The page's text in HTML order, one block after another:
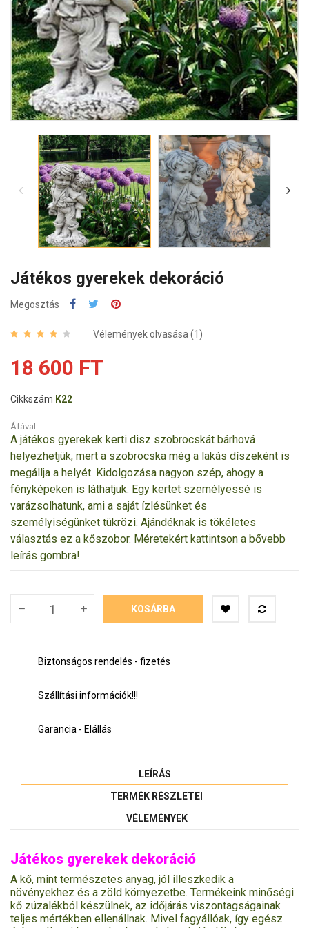
Játékos gyerekek dekoráció
Megosztás
Vélemények olvasása (1 )
18 600 FT
Cikkszám K22
Áfával
A játékos gyerekek kerti disz szobrocskát bárhová
helyezhetjük, mert a szobrocska még a lakás díszeként is
megállja a helyét. Kidolgozása nagyon szép, ahogy a
fényképeken is láthatjuk. Egy kertet személyessé is
varázsolhatunk, ami a saját ízlésünket és
személyiségünket tükrözi. Ajándéknak is tökéletes
választás ez a kőszobor. Méretekért kattintson a bővebb
leírás gombra!
KOSÁRBA
Biztonságos rendelés - fizetés
Szállítási információk!!!
Garancia - Elállás
LEÍRÁS
TERMÉK RÉSZLETEI
VÉLEMÉNYEK
Játékos gyerekek dekoráció
A kő, mint természetes anyag, jól illeszkedik a
növényekhez és a zöld környezetbe. Termékeink minőségi
kő zúzalékból készülnek, az időjárás viszontagságainak
teljes mértékben ellenállnak. Mivel fagyállóak, így egész